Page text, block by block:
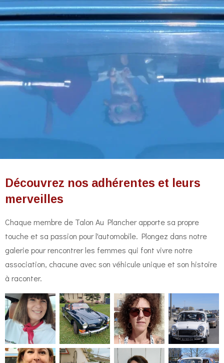
Découvrez nos adhérentes et leurs
merveilles
Chaque membre de Talon Au Plancher apporte sa propre
touche et sa passion pour l'automobile. Plongez dans notre
galerie pour rencontrer les femmes qui font vivre notre
association, chacune avec son véhicule unique et son histoire
à raconter.